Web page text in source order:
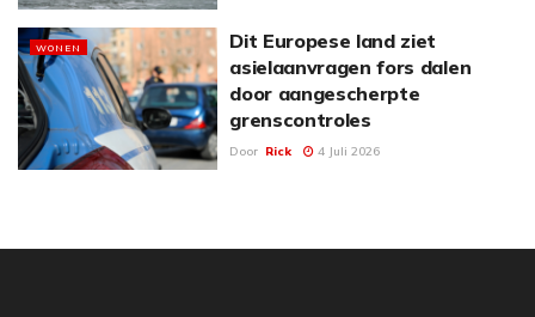
WONEN
Dit Europese land ziet
asielaanvragen fors dalen
door aangescherpte
grenscontroles
Door Rick 4 Juli 2026